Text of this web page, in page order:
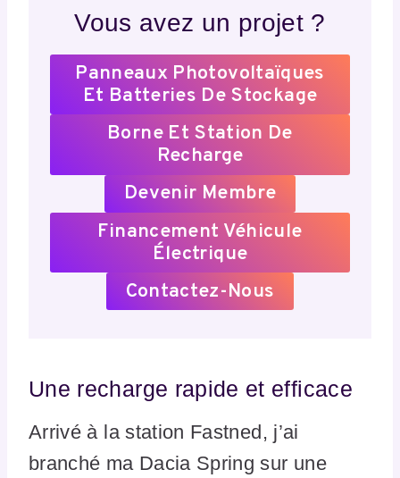
Vous avez un projet ?
Panneaux Photovoltaïques
Et Batteries De Stockage
Borne Et Station De
Recharge
Devenir Membre
Financement Véhicule
Électrique
Contactez-Nous
Une recharge rapide et efficace
Arrivé à la station Fastned, j’ai
branché ma Dacia Spring sur une